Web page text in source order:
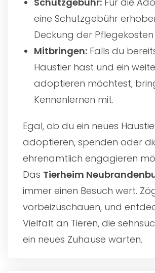
eine Schutzgebühr
Deckung der
Mitbringen: Falls du
Haustier hast und ein
adoptieren möchtest,
Kennenlernen mit.
Egal, ob du ein neues
adoptieren, spenden oder
ehrenamtlich engagieren
Das Tierheim
immer einen Besuch wert.
vorbeizuschauen, und
Vielfalt an Tieren, die
ein neues Zuhause warten.